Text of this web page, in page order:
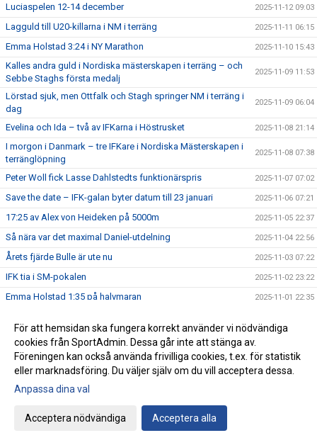
Luciaspelen 12-14 december 2025-11-12 09:03
Lagguld till U20-killarna i NM i terräng 2025-11-11 06:15
Emma Holstad 3:24 i NY Marathon 2025-11-10 15:43
Kalles andra guld i Nordiska mästerskapen i terräng – och
Sebbe Staghs första medalj
2025-11-09 11:53
Lörstad sjuk, men Ottfalk och Stagh springer NM i terräng i
dag
2025-11-09 06:04
Evelina och Ida – två av IFKarna i Höstrusket 2025-11-08 21:14
I morgon i Danmark – tre IFKare i Nordiska Mästerskapen i
terränglöpning
2025-11-08 07:38
Peter Woll fick Lasse Dahlstedts funktionärspris 2025-11-07 07:02
Save the date – IFK-galan byter datum till 23 januari 2025-11-06 07:21
17:25 av Alex von Heideken på 5000m 2025-11-05 22:37
Så nära var det maximal Daniel-utdelning 2025-11-04 22:56
Årets fjärde Bulle är ute nu 2025-11-03 07:22
IFK tia i SM-pokalen 2025-11-02 23:22
Emma Holstad 1:35 på halvmaran 2025-11-01 22:35
Terräng-SM: Luddes sista lopp i IFKs blåvita tävlingsdräkt 2025-10-30 07:01
Terräng-SM: Tilda sjua i F15 2025-10-29 07:00
Terräng-SM: Veteranerna femma i lag 2025-10-28 23:29
IFK Centralorganisations styrelse på besök i Helsingfors
Ebba sprang terräng i Pittsburg
För att hemsidan ska fungera korrekt använder vi nödvändiga
cookies från SportAdmin. Dessa går inte att stänga av.
Föreningen kan också använda frivilliga cookies, t.ex. för statistik
eller marknadsföring. Du väljer själv om du vill acceptera dessa.
Anpassa dina val
Acceptera nödvändiga Acceptera alla